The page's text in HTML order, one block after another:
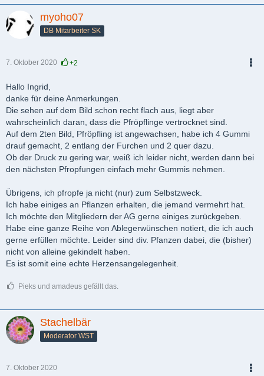
myoho07
DB Mitarbeiter SK
7. Oktober 2020 +2
Hallo Ingrid,
danke für deine Anmerkungen.
Die sehen auf dem Bild schon recht flach aus, liegt aber
wahrscheinlich daran, dass die Pfröpflinge vertrocknet sind.
Auf dem 2ten Bild, Pfröpfling ist angewachsen, habe ich 4 Gummi
drauf gemacht, 2 entlang der Furchen und 2 quer dazu.
Ob der Druck zu gering war, weiß ich leider nicht, werden dann bei
den nächsten Pfropfungen einfach mehr Gummis nehmen.
Übrigens, ich pfropfe ja nicht (nur) zum Selbstzweck.
Ich habe einiges an Pflanzen erhalten, die jemand vermehrt hat.
Ich möchte den Mitgliedern der AG gerne einiges zurückgeben.
Habe eine ganze Reihe von Ablegerwünschen notiert, die ich auch
gerne erfüllen möchte. Leider sind div. Pfanzen dabei, die (bisher)
nicht von alleine gekindelt haben.
Es ist somit eine echte Herzensangelegenheit.
Pieks und amadeus gefällt das.
Stachelbär
Moderator WST
7. Oktober 2020